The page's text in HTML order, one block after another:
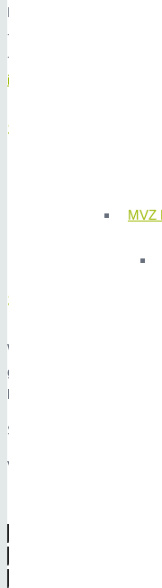
MVZ
Neumeyerstraße 48 - 8.
+49 (0) 911 580 68 - 4100
+49 (0) 911 580 68 - 4150
info@310klinik.com
SPRECHZEITEN
13:00 –
Schreiben Sie uns!
Wir laden Sie herzlichst
gemacht. Es ist Ihnen
laden wir Sie nochmals
Sie haben auch die
Vielen Dank für Ihr